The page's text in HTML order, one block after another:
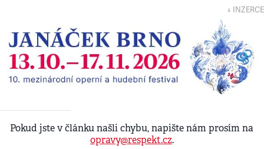
↓ INZERCE
Pokud jste v článku našli chybu, napište nám prosím na
opravy@respekt.cz.